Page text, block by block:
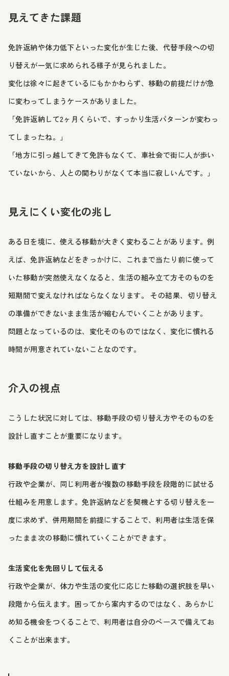
見えてきた課題
免許返納や体力低下といった変化が生じた後、代替手段への切
り替えが一気に求められる様子が見られました。
変化は徐々に起きているにもかかわらず、移動の前提だけが急
に変わってしまうケースがありました。
「免許返納して2ヶ月くらいで、すっかり生活パターンが変わっ
てしまったね。」
「地方に引っ越してきて免許もなくて、車社会で街に人が歩い
ていないから、人との関わりがなくて本当に寂しいんです。」
見えにくい変化の兆し
ある日を境に、使える移動が大きく変わることがあります。例
えば、免許返納などをきっかけに、これまで当たり前に使って
いた移動が突然使えなくなると、生活の組み立て方そのものを
短期間で変えなければならなくなります。 その結果、切り替え
の準備ができないまま生活が縮むんでいくことがあります。
問題となっているのは、変化そのものではなく、変化に慣れる
時間が用意されていないことなのです。
介入の視点
こうした状況に対しては、移動手段の切り替え方やそのものを
設計し直すことが重要になります。
移動手段の切り替え方を設計し直す
行政や企業が、同じ利用者が複数の移動手段を段階的に試せる
仕組みを用意します。免許返納などを契機とする切り替えを一
度に求めず、併用期間を前提にすることで、利用者は生活を保
ったまま次の移動に慣れていくことができます。
生活変化を先回りして伝える
行政や企業が、体力や生活の変化に応じた移動の選択肢を早い
段階から伝えます。困ってから案内するのではなく、あらかじ
め知る機会をつくることで、利用者は自分のペースで備えてお
くことが出来ます。